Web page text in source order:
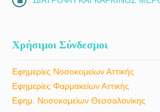
Χρήσιμοι Σύνδεσμοι
Εφημερίες Νοσοκομείων Αττικής
Εφημερίες Φαρμακείων Αττικής
Εφημ. Νοσοκομείων Θεσσαλονίκης